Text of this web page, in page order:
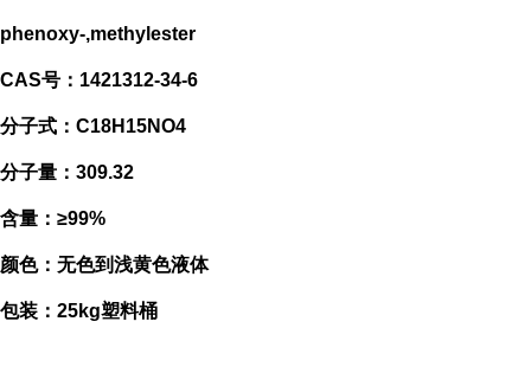
phenoxy-,methylester
CAS号：1421312-34-6
分子式：C18H15NO4
分子量：309.32
含量：≥99%
颜色：无色到浅黄色液体
包装：25kg塑料桶